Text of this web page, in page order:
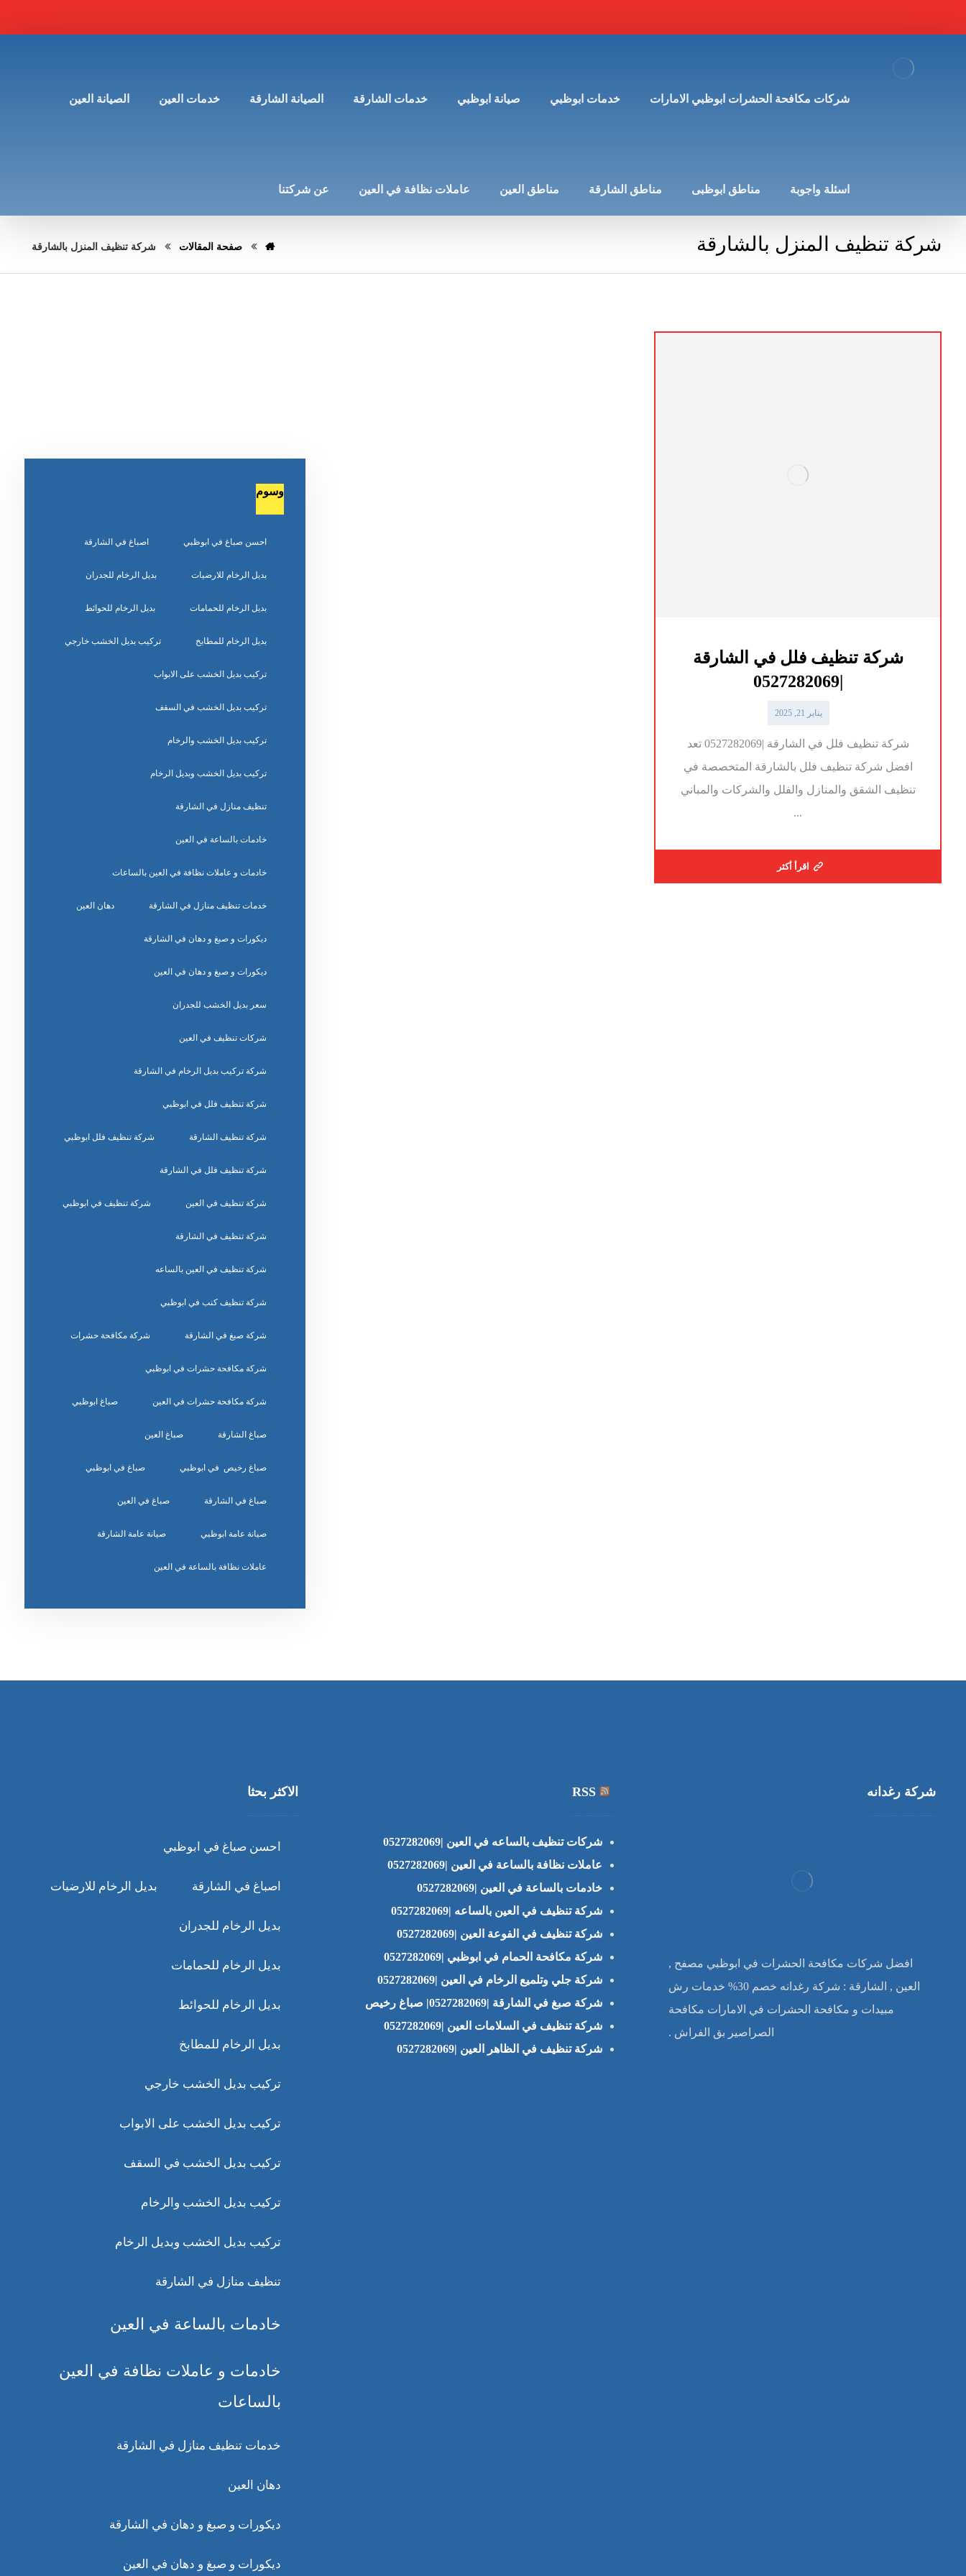
شركات مكافحة الحشرات ابوظبي الامارات خدمات ابوظبي صيانة ابوظبي خدمات الشارقة الصيانة الشارقة خدمات العين الصيانة العين
اسئلة واجوبة مناطق ابوظبى مناطق الشارقة مناطق العين عاملات نظافة في العين عن شركتنا
شركة تنظيف المنزل بالشارقة صفحة المقالات شركة تنظيف المنزل بالشارقة
شركة تنظيف فلل في الشارقة
|0527282069
يناير 21, 2025
شركة تنظيف فلل في الشارقة |0527282069 تعد
افضل شركة تنظيف فلل بالشارقة المتخصصة في
تنظيف الشقق والمنازل والفلل والشركات والمباني
...
اقرأ أكثر
وسوم
احسن صباغ في ابوظبي اصباغ في الشارقة
بديل الرخام للارضيات بديل الرخام للجدران
بديل الرخام للحمامات بديل الرخام للحوائط
بديل الرخام للمطابخ تركيب بديل الخشب خارجي
تركيب بديل الخشب على الابواب
تركيب بديل الخشب في السقف
تركيب بديل الخشب والرخام
تركيب بديل الخشب وبديل الرخام
تنظيف منازل في الشارقة
خادمات بالساعة في العين
خادمات و عاملات نظافة في العين بالساعات
خدمات تنظيف منازل في الشارقة دهان العين
ديكورات و صبغ و دهان في الشارقة
ديكورات و صبغ و دهان في العين
سعر بديل الخشب للجدران
شركات تنظيف في العين
شركة تركيب بديل الرخام في الشارقة
شركة تنظيف فلل في ابوظبي
شركة تنظيف الشارقة شركة تنظيف فلل ابوظبي
شركة تنظيف فلل في الشارقة
شركة تنظيف في العين شركة تنظيف في ابوظبي
شركة تنظيف في الشارقة
شركة تنظيف في العين بالساعه
شركة تنظيف كنب في ابوظبي
شركة صبغ في الشارقة شركة مكافحة حشرات
شركة مكافحة حشرات في ابوظبي
شركة مكافحة حشرات في العين صباغ ابوظبي
صباغ الشارقة صباغ العين
صباغ رخيص في ابوظبي صباغ في ابوظبي
صباغ في الشارقة صباغ في العين
صيانة عامة ابوظبي صيانة عامة الشارقة
عاملات نظافة بالساعة في العين
شركة رغدانه
افضل شركات مكافحة الحشرات في ابوظبي مصفح ,
العين , الشارقة : شركة رغدانه خصم 30% خدمات رش
مبيدات و مكافحة الحشرات في الامارات مكافحة
الصراصير بق الفراش .
RSS
شركات تنظيف بالساعه في العين |0527282069
عاملات نظافة بالساعة في العين |0527282069
خادمات بالساعة في العين |0527282069
شركة تنظيف في العين بالساعه |0527282069
شركة تنظيف في الفوعة العين |0527282069
شركة مكافحة الحمام في ابوظبي |0527282069
شركة جلي وتلميع الرخام في العين |0527282069
شركة صبغ في الشارقة |0527282069| صباغ رخيص
شركة تنظيف في السلامات العين |0527282069
شركة تنظيف في الظاهر العين |0527282069
الاكثر بحثا
احسن صباغ في ابوظبي
اصباغ في الشارقة بديل الرخام للارضيات
بديل الرخام للجدران
بديل الرخام للحمامات
بديل الرخام للحوائط
بديل الرخام للمطابخ
تركيب بديل الخشب خارجي
تركيب بديل الخشب على الابواب
تركيب بديل الخشب في السقف
تركيب بديل الخشب والرخام
تركيب بديل الخشب وبديل الرخام
تنظيف منازل في الشارقة
خادمات بالساعة في العين
خادمات و عاملات نظافة في العين
بالساعات
خدمات تنظيف منازل في الشارقة
دهان العين
ديكورات و صبغ و دهان في الشارقة
ديكورات و صبغ و دهان في العين